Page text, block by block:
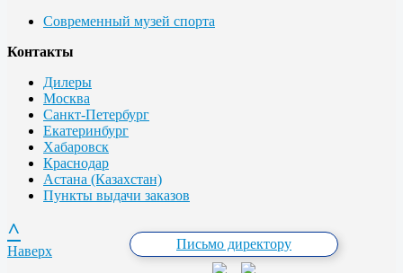
Современный музей спорта
Контакты
Дилеры
Москва
Санкт-Петербург
Екатеринбург
Хабаровск
Краснодар
Астана (Казахстан)
Пункты выдачи заказов
Письмо директору
^
Наверх